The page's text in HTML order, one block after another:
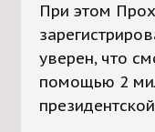
При этом
уверен, что
помощью 2